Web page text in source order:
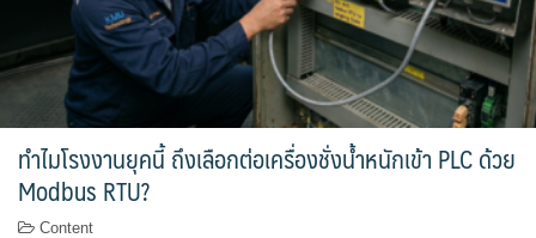
ทำไมโรงงานยุคนี้ ถึงเลือกต่อเครื่องชั่งน้ำหนักเข้า PLC ด้วย
Modbus RTU?
Content